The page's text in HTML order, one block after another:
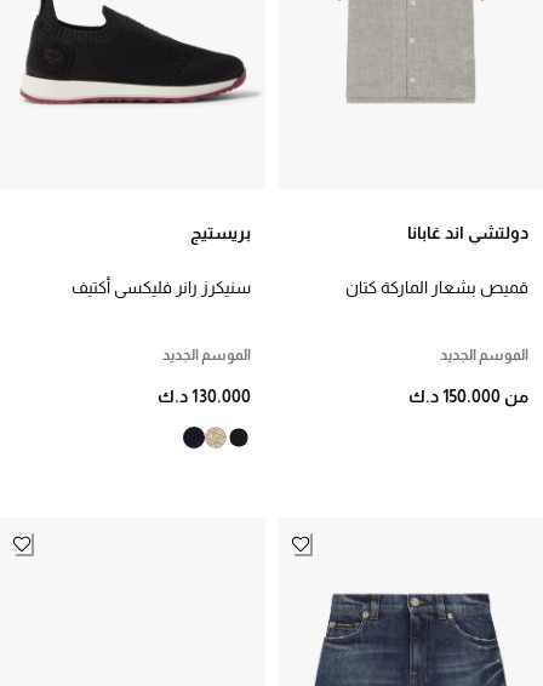
قميص بشعار الماركة كتان
دولتشي اند غابانا
الموسم الجديد
من 150.000 د.ك
سنيكرز رانر فليكسي أكتيف
بريستيج
الموسم الجديد
130.000 د.ك